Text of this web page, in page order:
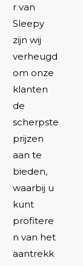
r van
Sleepy
zijn wij
verheugd
om onze
klanten
de
scherpste
prijzen
aan te
bieden,
waarbij u
kunt
profitere
n van het
aantrekk